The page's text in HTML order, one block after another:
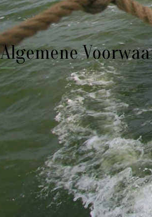
Algemene
Algemene voorwaarden
Allgemeine Geschäftsbedingungen
General terms and conditions
Conditions générales